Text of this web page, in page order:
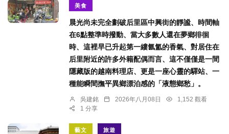
美食
晨光尚未完全劃破后里區中興街的靜謐、時間軸
在6點整準時撥動、當大多數人還在夢鄉徘徊
時、這裡早已升起第一縷氤氳的香氣、對居住在
后里附近的許多外籍配偶而言、這不僅僅是一間
隱藏版的越南料理店、更是一座心靈的驛站、一
種能瞬間撫平異鄉漂泊感的「液態鄉愁」。
吳建銘 2026年八月08日
1,152 觀看
1 分享
藝文 旅遊